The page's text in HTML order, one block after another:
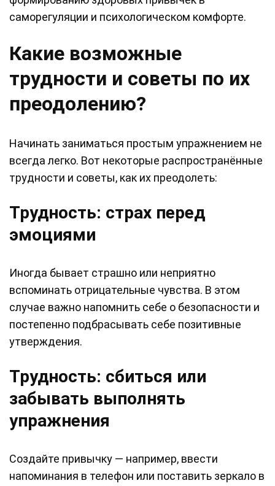
саморегуляции и психологическом комфорте.
Какие возможные
трудности и советы по их
преодолению?
Начинать заниматься простым упражнением не
всегда легко. Вот некоторые распространённые
трудности и советы, как их преодолеть:
Трудность: страх перед
эмоциями
Иногда бывает страшно или неприятно
вспоминать отрицательные чувства. В этом
случае важно напомнить себе о безопасности и
постепенно подбрасывать себе позитивные
утверждения.
Трудность: сбиться или
забывать выполнять
упражнения
Создайте привычку — например, ввести
напоминания в телефон или поставить зеркало в